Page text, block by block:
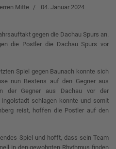
Mitte
04. Januar 2024
gegen die Dachau Spurs an.
die Postler die Dachau Spurs vor
Spiel gegen Baunach konnte sich
nun Bestens auf den Gegner aus
der Gegner aus Dachau vor der
schlagen konnte und somit
reist, hoffen die Postler auf den
Spiel und hofft, dass sein Team
in den gewohnten Rhythmus finden